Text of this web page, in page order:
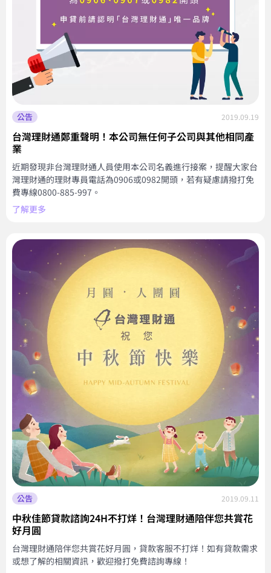
公告 2019.09.19
台灣理財通鄭重聲明！本公司無任何子公司與其他相同產
業
近期發現非台灣理財通人員使用本公司名義進行接案，提醒大家台
灣理財通的理財專員電話為0906或0982開頭，若有疑慮請撥打免
費專線0800-885-997。
了解更多
公告 2019.09.11
中秋佳節貸款諮詢24H不打烊！台灣理財通陪伴您共賞花
好月圓
台灣理財通陪伴您共賞花好月圓，貸款客服不打烊！如有貸款需求
或想了解的相關資訊，歡迎撥打免費諮詢專線！